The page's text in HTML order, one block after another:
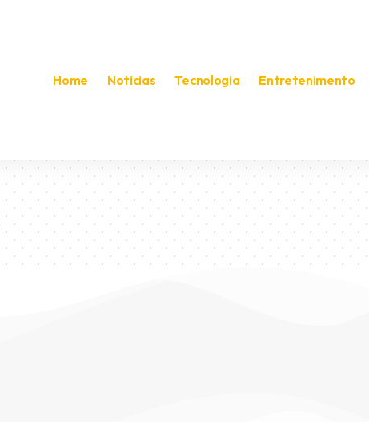
Home Noticias Tecnologia Entretenimento